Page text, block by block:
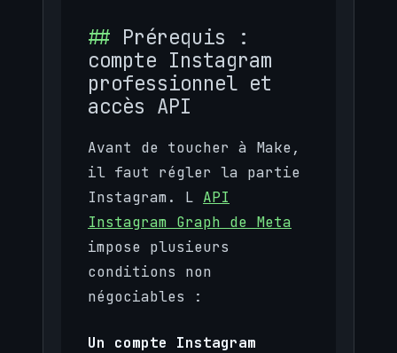
Prérequis :
compte Instagram
professionnel et
accès API
Avant de toucher à Make,
il faut régler la partie
Instagram. L API
Instagram Graph de Meta
impose plusieurs
conditions non
négociables :
Un compte Instagram